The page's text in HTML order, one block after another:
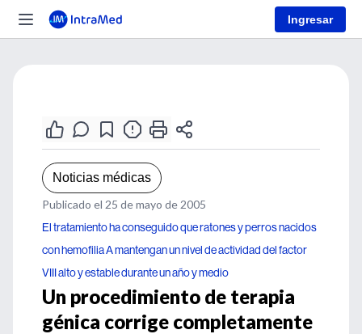
Ingresar
Noticias médicas
Publicado el 25 de mayo de 2005
El tratamiento ha conseguido que ratones y perros nacidos
con hemofilia A mantengan un nivel de actividad del factor
VIII alto y estable durante un año y medio
Un procedimiento de terapia
génica corrige completamente